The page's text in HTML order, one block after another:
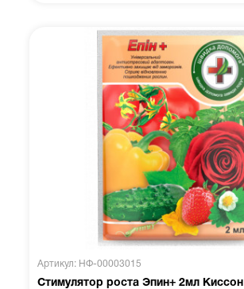
Артикул: НФ-00003015
Стимулятор роста Эпин+ 2мл Киссон